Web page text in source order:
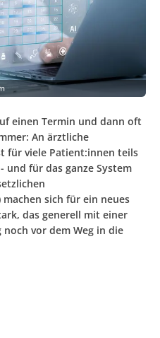
einen Termin und dann oft
An ärztliche
für viele Patient:innen teils
und für das ganze System
machen sich für ein neues
das generell mit einer
vor dem Weg in die